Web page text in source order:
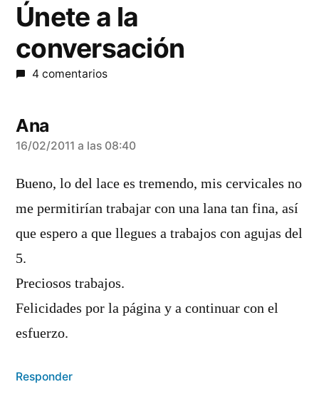
Únete a la
conversación
4 comentarios
Ana
dice:
16/02/2011 a las 08:40
Bueno, lo del lace es tremendo, mis cervicales no
me permitirían trabajar con una lana tan fina, así
que espero a que llegues a trabajos con agujas del
5.
Preciosos trabajos.
Felicidades por la página y a continuar con el
esfuerzo.
Responder